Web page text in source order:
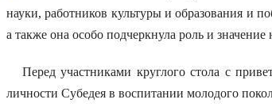
науки, работников культуры и образования и
а также она особо подчеркнула роль и
Перед участниками круглого стола с
личности Субедея в воспитании молодого